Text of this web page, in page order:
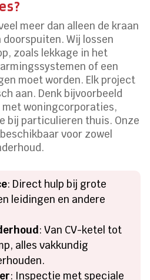
meer dan alleen de kraan
Wij lossen
zoals lekkage in het
of een
moet worden. Elk project
aan. Denk bijvoorbeeld
met woningcorporaties,
bij particulieren thuis. Onze
voor zowel
: Direct hulp bij grote
leidingen en andere
: Van CV-ketel tot
alles vakkundig
: Inspectie met speciale